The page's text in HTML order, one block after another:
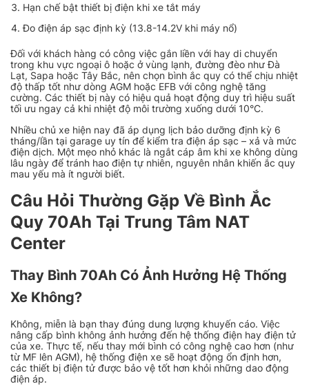
Hạn chế bật thiết bị điện khi xe tắt máy
Đo điện áp sạc định kỳ (13.8-14.2V khi máy nổ)
Đối với khách hàng có công việc gắn liền với hay di chuyển
trong khu vực ngoại ô hoặc ở vùng lạnh, đường đèo như Đà
Lạt, Sapa hoặc Tây Bắc, nên chọn bình ắc quy có thể chịu nhiệt
độ thấp tốt như dòng AGM hoặc EFB với công nghệ tăng
cường. Các thiết bị này có hiệu quả hoạt động duy trì hiệu suất
tối ưu ngay cả khi nhiệt độ môi trường xuống dưới 10°C.
Nhiều chủ xe hiện nay đã áp dụng lịch bảo dưỡng định kỳ 6
tháng/lần tại garage uy tín để kiểm tra điện áp sạc – xả và mức
điện dịch. Một mẹo nhỏ khác là ngắt cáp âm khi xe không dùng
lâu ngày để tránh hao điện tự nhiên, nguyên nhân khiến ắc quy
mau yếu mà ít người biết.
Câu Hỏi Thường Gặp Về Bình Ắc
Quy 70Ah Tại Trung Tâm NAT
Center
Thay Bình 70Ah Có Ảnh Hưởng Hệ Thống
Xe Không?
Không, miễn là bạn thay đúng dung lượng khuyến cáo. Việc
nâng cấp bình không ảnh hưởng đến hệ thống điện hay điện tử
của xe. Thực tế, nếu thay mới bình có công nghệ cao hơn (như
từ MF lên AGM), hệ thống điện xe sẽ hoạt động ổn định hơn,
các thiết bị điện tử được bảo vệ tốt hơn khỏi những dao động
điện áp.